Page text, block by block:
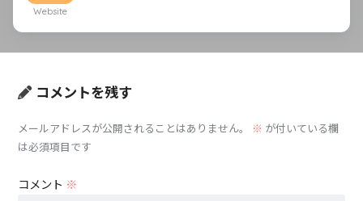
Website
コメントを残す
メールアドレスが公開されることはありません。 ※ が付いている欄
は必須項目です
コメント ※